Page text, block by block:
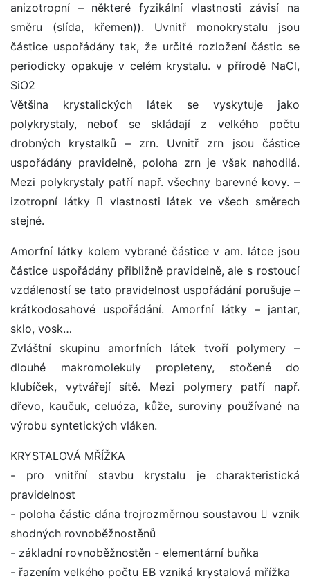
anizotropní – některé fyzikální vlastnosti závisí na
směru (slída, křemen)). Uvnitř monokrystalu jsou
částice uspořádány tak, že určité rozložení částic se
periodicky opakuje v celém krystalu. v přírodě NaCl,
SiO2
Většina krystalických látek se vyskytuje jako
polykrystaly, neboť se skládají z velkého počtu
drobných krystalků – zrn. Uvnitř zrn jsou částice
uspořádány pravidelně, poloha zrn je však nahodilá.
Mezi polykrystaly patří např. všechny barevné kovy. –
izotropní látky  vlastnosti látek ve všech směrech
stejné.
Amorfní látky kolem vybrané částice v am. látce jsou
částice uspořádány přibližně pravidelně, ale s rostoucí
vzdáleností se tato pravidelnost uspořádání porušuje –
krátkodosahové uspořádání. Amorfní látky – jantar,
sklo, vosk…
Zvláštní skupinu amorfních látek tvoří polymery –
dlouhé makromolekuly propleteny, stočené do
klubíček, vytvářejí sítě. Mezi polymery patří např.
dřevo, kaučuk, celuóza, kůže, suroviny používané na
výrobu syntetických vláken.
KRYSTALOVÁ MŘÍŽKA
- pro vnitřní stavbu krystalu je charakteristická
pravidelnost
- poloha částic dána trojrozměrnou soustavou  vznik
shodných rovnoběžnostěnů
- základní rovnoběžnostěn - elementární buňka
- řazením velkého počtu EB vzniká krystalová mřížka